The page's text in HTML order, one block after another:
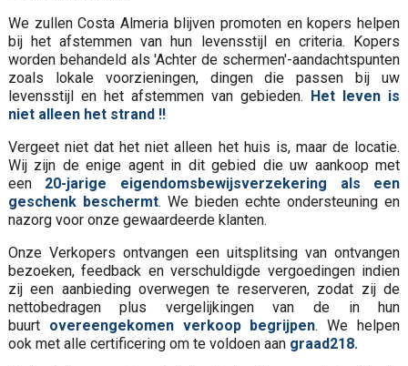
We zullen Costa Almeria blijven promoten en kopers helpen
bij het afstemmen van hun levensstijl en criteria. Kopers
worden behandeld als 'Achter de schermen'-aandachtspunten
zoals lokale voorzieningen, dingen die passen bij uw
levensstijl en het afstemmen van gebieden. Het leven is
niet alleen het strand !!
Vergeet niet dat het niet alleen het huis is, maar de locatie.
Wij zijn de enige agent in dit gebied die uw aankoop met
een 20-jarige eigendomsbewijsverzekering als een
geschenk beschermt. We bieden echte ondersteuning en
nazorg voor onze gewaardeerde klanten.
Onze Verkopers ontvangen een uitsplitsing van ontvangen
bezoeken, feedback en verschuldigde vergoedingen indien
zij een aanbieding overwegen te reserveren, zodat zij de
nettobedragen plus vergelijkingen van de in hun
buurt overeengekomen verkoop begrijpen. We helpen
ook met alle certificering om te voldoen aan graad218.